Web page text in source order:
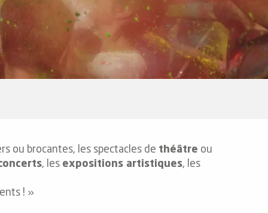
ou brocantes, les spectacles de théâtre ou
, les expositions artistiques, les
! »